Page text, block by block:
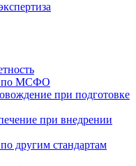
по МСФО
при подготовке
при внедрении
другим стандартам